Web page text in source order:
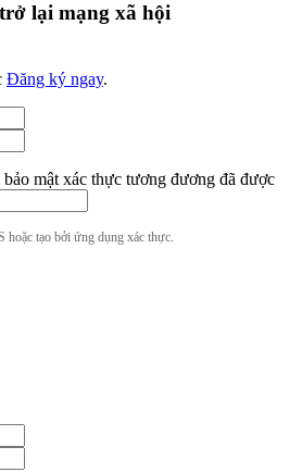
lại mạng xã hội
Đăng ký ngay.
mật xác thực tương đương đã được
tạo bởi ứng dụng xác thực.